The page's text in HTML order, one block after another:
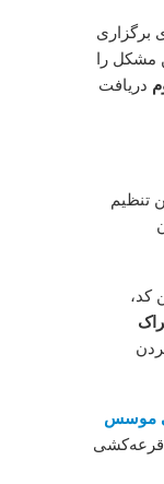
برگزاری
مشکل را
دریافت
تنظیم
کد،
موسس
قرعه‌کشی